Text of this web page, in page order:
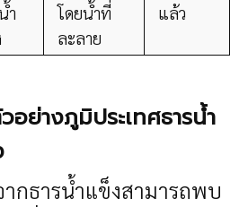
ำ
โดยน้ำที่
ละลาย
แล้ว
ย่างภูมิประเทศธารน้ำ
กธารน้ำแข็งสามารถพบ